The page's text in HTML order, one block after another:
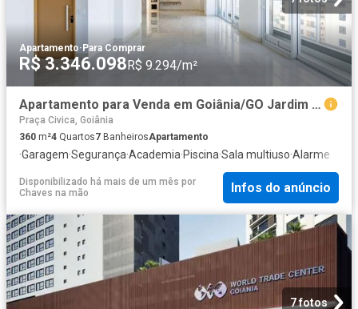
Apartamento· Para Comprar
R$ 3.346.098R$ 9.294/m²
Apartamento para Venda em Goiânia/GO Jardim Goiás 4 Quartos
Praça Civica, Goiânia
360 m²4 Quartos7 BanheirosApartamento
·Garagem·Segurança·Academia·Piscina·Sala multiuso·Alarme
Disponibilizado há mais de um mês por
Chaves na mão
Infos do anúncio
7 fotos